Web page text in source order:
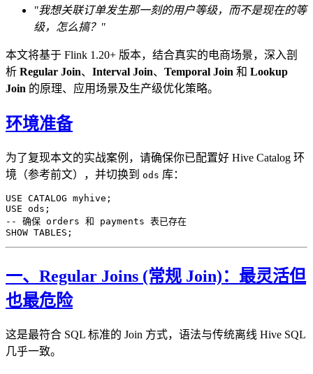
"我想关联订单发生那一刻的用户等级，而不是现在的等
级，怎么搞？"
本文将基于 Flink 1.20+ 版本，结合真实的电商场景，深入剖
析 Regular Join、 Interval Join、 Temporal Join 和 Lookup
Join 的原理、应用场景及生产级优化策略。
环境准备
为了复现本文的实战案例，请确保你已配置好 Hive Catalog 环
境（参考前文），并切换到 ods 库：
USE CATALOG myhive;
USE ods;
-- 确保 orders 和 payments 表已存在
SHOW TABLES;
一、Regular Joins (常规 Join)：最灵活但
也最危险
这是最符合 SQL 标准的 Join 方式，语法与传统离线 Hive SQL
几乎一致。